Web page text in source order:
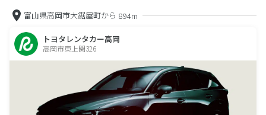
富山県高岡市大鋸屋町から 894m
トヨタレンタカー高岡
高岡市東上関326